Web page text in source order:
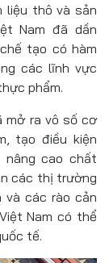
liệu thô và sản
Nam đã dần
tạo có hàm
các lĩnh vực
phẩm.
mở ra vô số cơ
tạo điều kiện
nâng cao chất
các thị trường
và các rào cản
Nam có thể
tế.